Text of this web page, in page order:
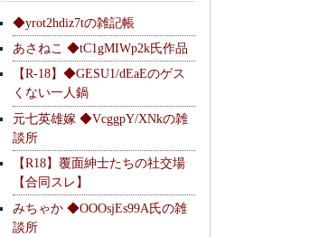
◆yrot2hdiz7tの雑記帳
あさねこ ◆tC1gMIWp2k氏作品
【R-18】◆GESU1/dEaEのゲス
くない一人鍋
元七英雄嫁 ◆VcggpY/XNkの雑
談所
【R18】覆面紳士たちの社交場
【合同スレ】
みちゃか ◆OOOsjEs99A氏の雑
談所